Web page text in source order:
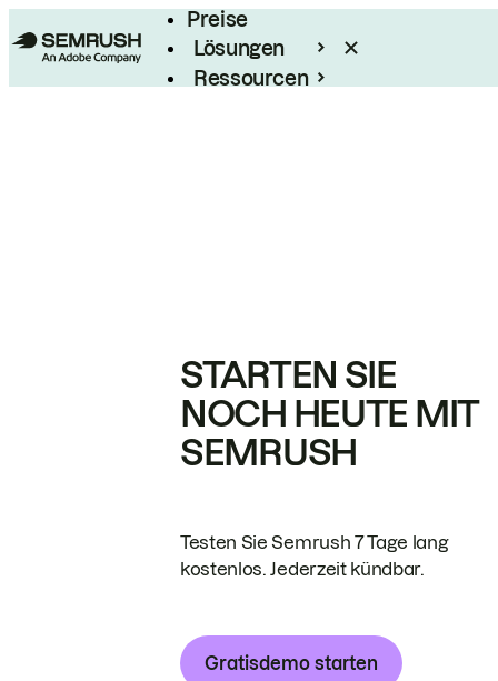
Preise
Lösungen
Ressourcen
STARTEN SIE
NOCH HEUTE MIT
SEMRUSH
Testen Sie Semrush 7 Tage lang
kostenlos. Jederzeit kündbar.
Gratisdemo starten